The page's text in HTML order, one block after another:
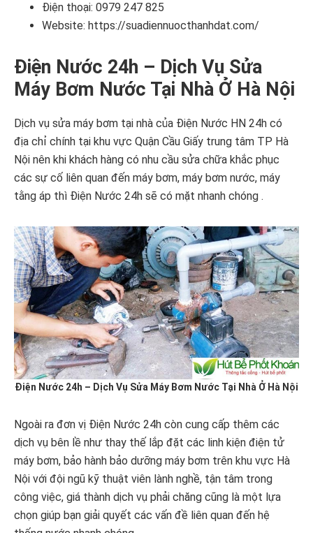
Điện thoại: 0979 247 825
Website: https://suadiennuocthanhdat.com/
Điện Nước 24h – Dịch Vụ Sửa
Máy Bơm Nước Tại Nhà Ở Hà Nội
Dịch vụ sửa máy bơm tại nhà của Điện Nước HN 24h có
địa chỉ chính tại khu vực Quận Cầu Giấy trung tâm TP Hà
Nội nên khi khách hàng có nhu cầu sửa chữa khắc phục
các sự cố liên quan đến máy bơm, máy bơm nước, máy
tằng áp thì Điện Nước 24h sẽ có mặt nhanh chóng .
Điện Nước 24h – Dịch Vụ Sửa Máy Bơm Nước Tại Nhà Ở Hà Nội
Ngoài ra đơn vị Điện Nước 24h còn cung cấp thêm các
dịch vụ bên lề như thay thế lắp đặt các linh kiện điện tử
máy bơm, bảo hành bảo dưỡng máy bơm trên khu vực Hà
Nội với đội ngũ kỹ thuật viên lành nghề, tận tâm trong
công việc, giá thành dịch vụ phải chăng cũng là một lựa
chọn giúp bạn giải quyết các vấn đề liên quan đến hệ